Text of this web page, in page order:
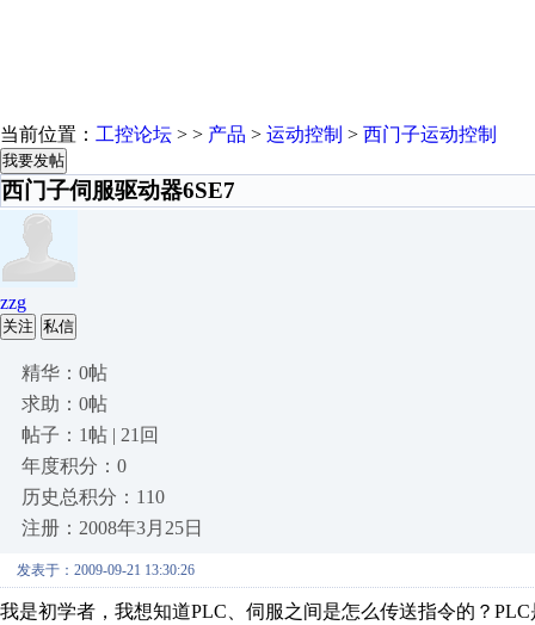
当前位置： 工控论坛 > > 产品 > 运动控制 > 西门子运动控制
我要发帖
西门子伺服驱动器6SE7
zzg
关注 私信
精华：0帖
求助：0帖
帖子：1帖 | 21回
年度积分：0
历史总积分：110
注册：2008年3月25日
发表于：2009-09-21 13:30:26
我是初学者，我想知道PLC、伺服之间是怎么传送指令的？